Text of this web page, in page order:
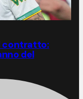
contratto:
del